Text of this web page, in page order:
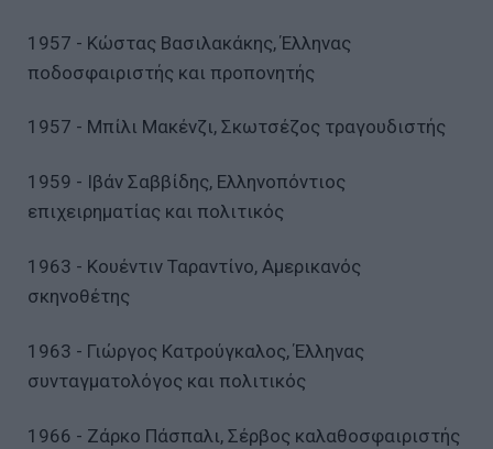
1957 - Κώστας Βασιλακάκης, Έλληνας
ποδοσφαιριστής και προπονητής
1957 - Μπίλι Μακένζι, Σκωτσέζος τραγουδιστής
1959 - Ιβάν Σαββίδης, Ελληνοπόντιος
επιχειρηματίας και πολιτικός
1963 - Κουέντιν Ταραντίνο, Αμερικανός
σκηνοθέτης
1963 - Γιώργος Κατρούγκαλος, Έλληνας
συνταγματολόγος και πολιτικός
1966 - Ζάρκο Πάσπαλι, Σέρβος καλαθοσφαιριστής